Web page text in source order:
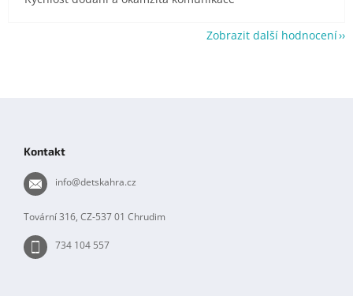
Zobrazit další hodnocení
Kontakt
info@detskahra.cz
Tovární 316, CZ-537 01 Chrudim
734 104 557